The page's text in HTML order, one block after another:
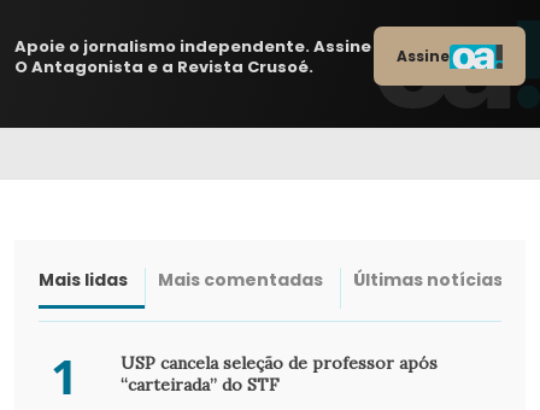
Apoie o jornalismo independente. Assine
O Antagonista e a Revista Crusoé.
Assine
Mais lidas Mais comentadas Últimas notícias
1
USP cancela seleção de professor após
“carteirada” do STF